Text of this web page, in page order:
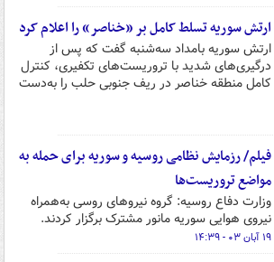
ارتش سوریه تسلط کامل بر «خناصر» را اعلام کرد
ارتش سوریه بامداد سه‌شنبه گفت که پس از
درگیری‌های شدید با تروریست‌های تکفیری، کنترل
کامل منطقه خناصر در ریف جنوبی حلب را به‌دست
فیلم/ رزمایش نظامی روسیه و سوریه برای حمله به
مواضع تروریست‌ها
وزارت دفاع روسیه: گروه نیروهای روسی به‌همراه
نیروی هوایی سوریه مانور مشترک برگزار کردند.
۱۹ آبان ۰۳ - ۱۴:۳۹